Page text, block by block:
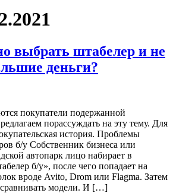
выбрать штабелер и не
деньги?
покупатели подержанной
порассуждать на эту тему. Для
история. Проблемы
б/у Собственник бизнеса или
автопарк лицо набирает в
б/у», после чего попадает на
вроде Avito, Drom или Flagma. Затем
сравнивать модели. И […]